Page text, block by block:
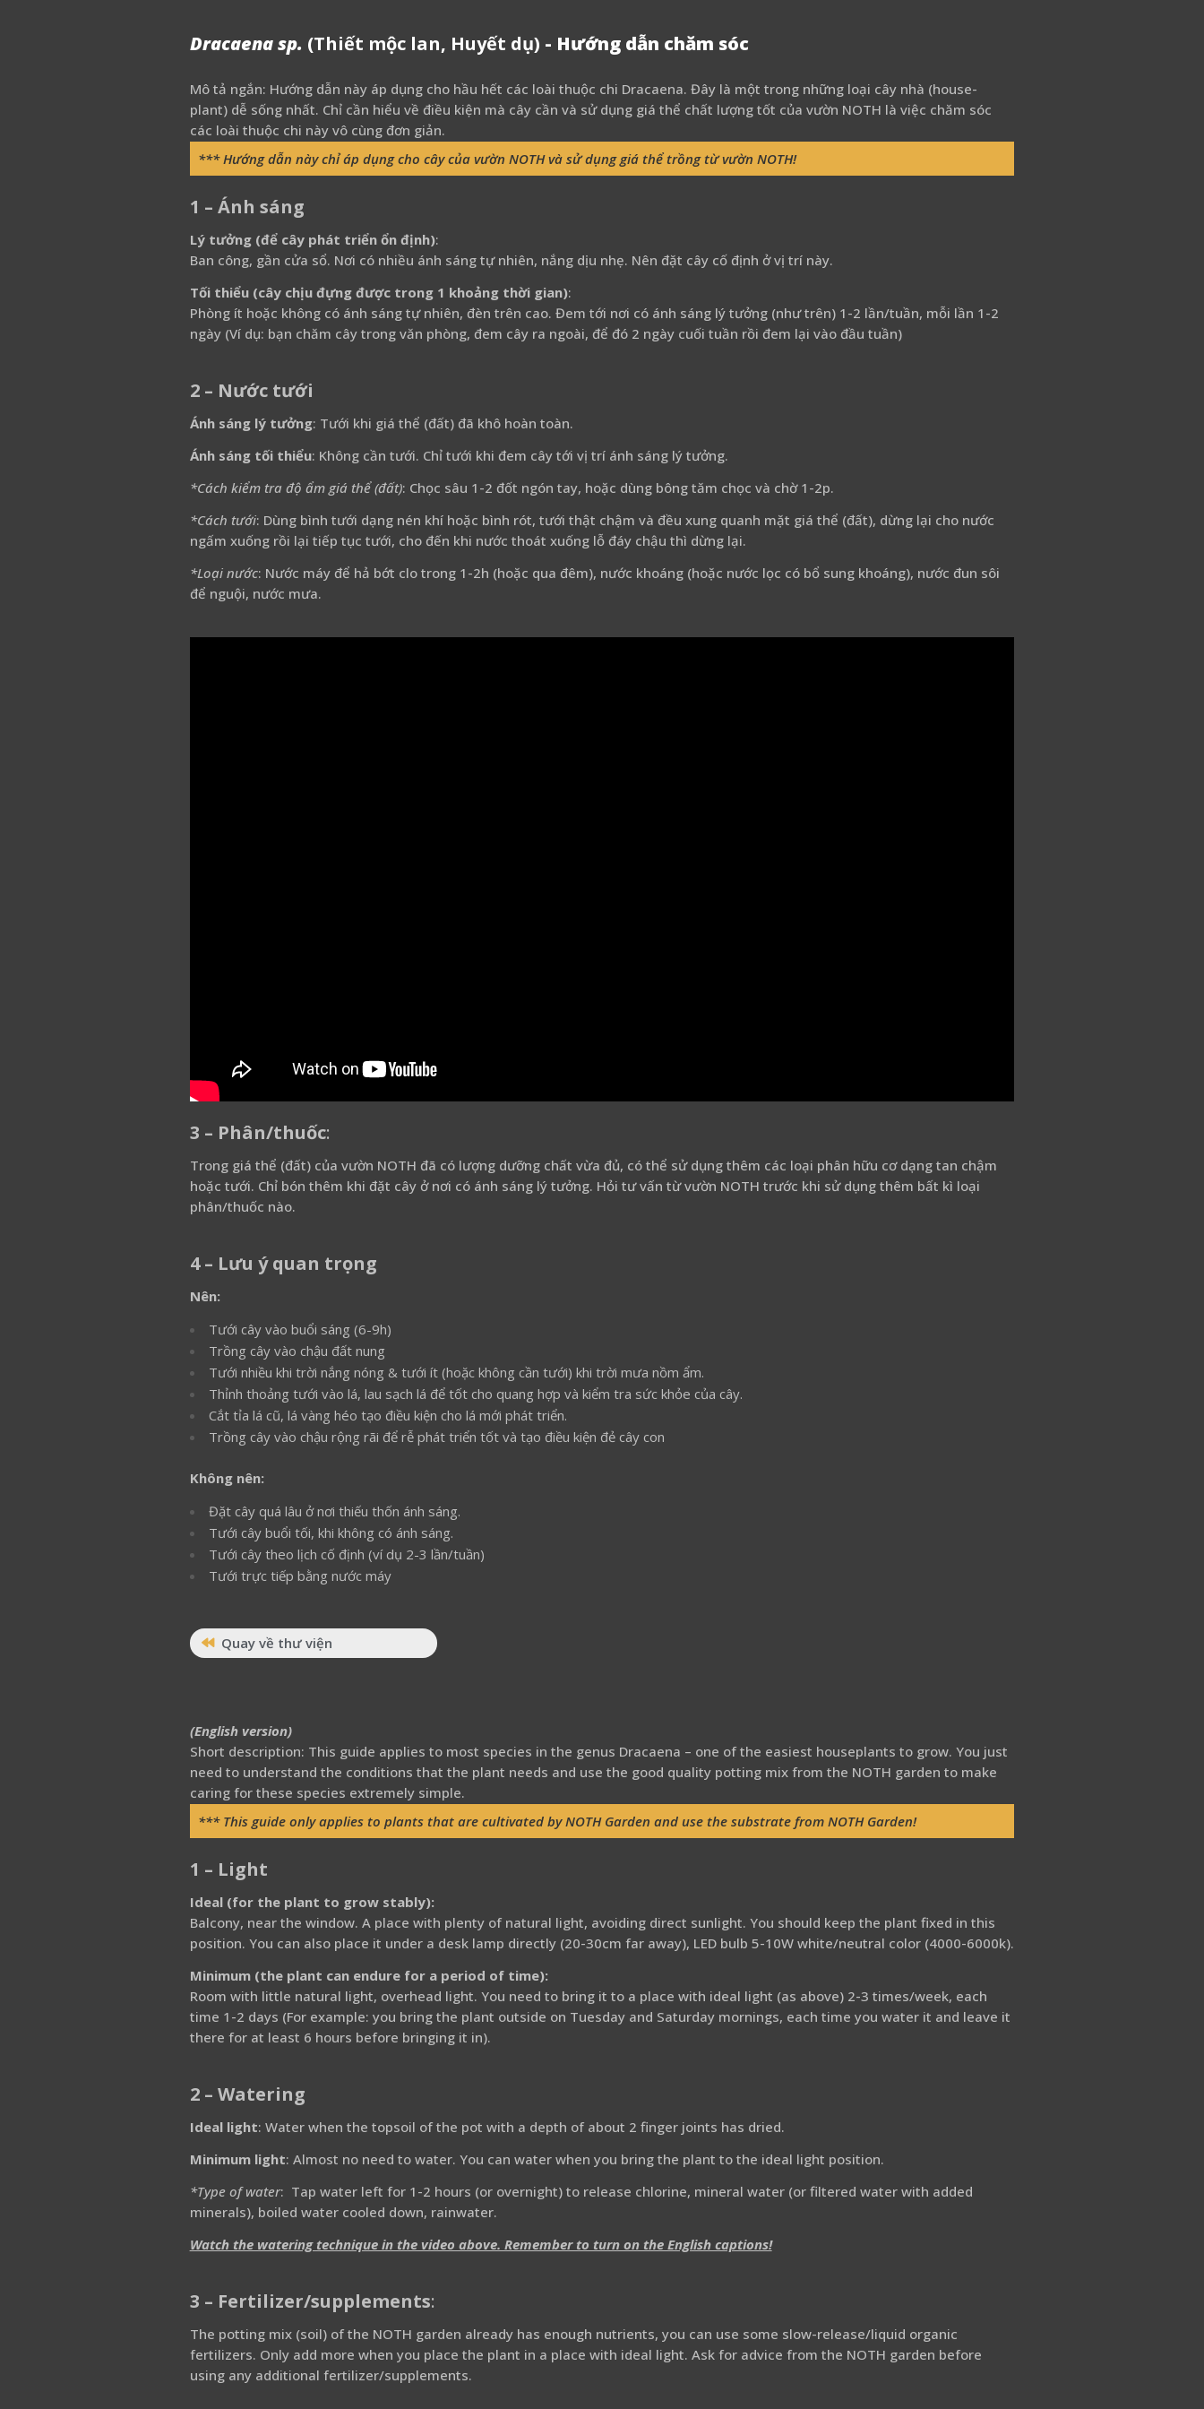
Dracaena sp. (Thiết mộc lan, Huyết dụ) - Hướng dẫn chăm sóc
Mô tả ngắn: Hướng dẫn này áp dụng cho hầu hết các loài thuộc chi Dracaena. Đây là một trong những loại cây nhà (house-
plant) dễ sống nhất. Chỉ cần hiểu về điều kiện mà cây cần và sử dụng giá thể chất lượng tốt của vườn NOTH là việc chăm sóc
các loài thuộc chi này vô cùng đơn giản.
*** Hướng dẫn này chỉ áp dụng cho cây của vườn NOTH và sử dụng giá thể trồng từ vườn NOTH!
1 – Ánh sáng
Lý tưởng (để cây phát triển ổn định):
Ban công, gần cửa sổ. Nơi có nhiều ánh sáng tự nhiên, nắng dịu nhẹ. Nên đặt cây cố định ở vị trí này.
Tối thiểu (cây chịu đựng được trong 1 khoảng thời gian):
Phòng ít hoặc không có ánh sáng tự nhiên, đèn trên cao. Đem tới nơi có ánh sáng lý tưởng (như trên) 1-2 lần/tuần, mỗi lần 1-2
ngày (Ví dụ: bạn chăm cây trong văn phòng, đem cây ra ngoài, để đó 2 ngày cuối tuần rồi đem lại vào đầu tuần)
2 – Nước tưới
Ánh sáng lý tưởng: Tưới khi giá thể (đất) đã khô hoàn toàn.
Ánh sáng tối thiểu: Không cần tưới. Chỉ tưới khi đem cây tới vị trí ánh sáng lý tưởng.
*Cách kiểm tra độ ẩm giá thể (đất): Chọc sâu 1-2 đốt ngón tay, hoặc dùng bông tăm chọc và chờ 1-2p.
*Cách tưới: Dùng bình tưới dạng nén khí hoặc bình rót, tưới thật chậm và đều xung quanh mặt giá thể (đất), dừng lại cho nước
ngấm xuống rồi lại tiếp tục tưới, cho đến khi nước thoát xuống lỗ đáy chậu thì dừng lại.
*Loại nước: Nước máy để hả bớt clo trong 1-2h (hoặc qua đêm), nước khoáng (hoặc nước lọc có bổ sung khoáng), nước đun sôi
để nguội, nước mưa.
3 – Phân/thuốc:
Trong giá thể (đất) của vườn NOTH đã có lượng dưỡng chất vừa đủ, có thể sử dụng thêm các loại phân hữu cơ dạng tan chậm
hoặc tưới. Chỉ bón thêm khi đặt cây ở nơi có ánh sáng lý tưởng. Hỏi tư vấn từ vườn NOTH trước khi sử dụng thêm bất kì loại
phân/thuốc nào.
4 – Lưu ý quan trọng
Nên:
Tưới cây vào buổi sáng (6-9h)
Trồng cây vào chậu đất nung
Tưới nhiều khi trời nắng nóng & tưới ít (hoặc không cần tưới) khi trời mưa nồm ẩm.
Thỉnh thoảng tưới vào lá, lau sạch lá để tốt cho quang hợp và kiểm tra sức khỏe của cây.
Cắt tỉa lá cũ, lá vàng héo tạo điều kiện cho lá mới phát triển.
Trồng cây vào chậu rộng rãi để rễ phát triển tốt và tạo điều kiện đẻ cây con
Không nên:
Đặt cây quá lâu ở nơi thiếu thốn ánh sáng.
Tưới cây buổi tối, khi không có ánh sáng.
Tưới cây theo lịch cố định (ví dụ 2-3 lần/tuần)
Tưới trực tiếp bằng nước máy
Quay về thư viện
(English version)
Short description: This guide applies to most species in the genus Dracaena – one of the easiest houseplants to grow. You just
need to understand the conditions that the plant needs and use the good quality potting mix from the NOTH garden to make
caring for these species extremely simple.
*** This guide only applies to plants that are cultivated by NOTH Garden and use the substrate from NOTH Garden!​
1 – Light
Ideal (for the plant to grow stably):
Balcony, near the window. A place with plenty of natural light, avoiding direct sunlight. You should keep the plant fixed in this
position. You can also place it under a desk lamp directly (20-30cm far away), LED bulb 5-10W white/neutral color (4000-6000k).
Minimum (the plant can endure for a period of time):
Room with little natural light, overhead light. You need to bring it to a place with ideal light (as above) 2-3 times/week, each
time 1-2 days (For example: you bring the plant outside on Tuesday and Saturday mornings, each time you water it and leave it
there for at least 6 hours before bringing it in).
2 – Watering
Ideal light: Water when the topsoil of the pot with a depth of about 2 finger joints has dried.
Minimum light: Almost no need to water. You can water when you bring the plant to the ideal light position.
*Type of water: Tap water left for 1-2 hours (or overnight) to release chlorine, mineral water (or filtered water with added
minerals), boiled water cooled down, rainwater.
Watch the watering technique in the video above. Remember to turn on the English captions!
3 – Fertilizer/supplements:
The potting mix (soil) of the NOTH garden already has enough nutrients, you can use some slow-release/liquid organic
fertilizers. Only add more when you place the plant in a place with ideal light. Ask for advice from the NOTH garden before
using any additional fertilizer/supplements.